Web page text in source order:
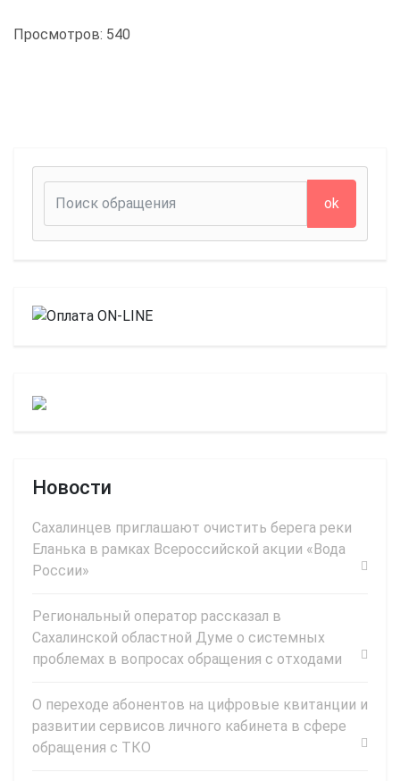
Просмотров: 540
ok
Новости
Сахалинцев приглашают очистить берега реки
Еланька в рамках Всероссийской акции «Вода
России»
Региональный оператор рассказал в
Сахалинской областной Думе о системных
проблемах в вопросах обращения с отходами
О переходе абонентов на цифровые квитанции и
развитии сервисов личного кабинета в сфере
обращения с ТКО